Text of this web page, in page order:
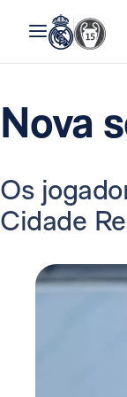
Nova
Os
Cidade